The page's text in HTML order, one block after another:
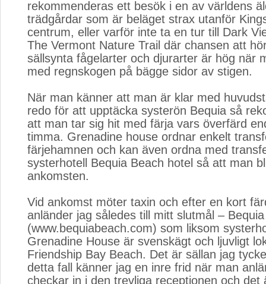
rekommenderas ett besök i en av världens
trädgårdar som är beläget strax utanför
centrum, eller varför inte ta en tur till Dark
The Vermont Nature Trail där chansen att
sällsynta fågelarter och djurarter är hög när
med regnskogen på bägge sidor av stigen.
När man känner att man är klar med
redo för att upptäcka systerön Bequia så
att man tar sig hit med färja vars överfärd
timma. Grenadine house ordnar enkelt
färjehamnen och kan även ordna med
systerhotell Bequia Beach hotel så att man
ankomsten.
Vid ankomst möter taxin och efter en kort
anländer jag således till mitt slutmål –
(www.bequiabeach.com) som liksom
Grenadine House är svenskägt och ljuvligt
Friendship Bay Beach. Det är sällan jag
detta fall känner jag en inre frid när man
checkar in i den trevliga receptionen och det